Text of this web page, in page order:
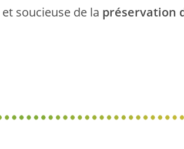
et soucieuse de la préservation